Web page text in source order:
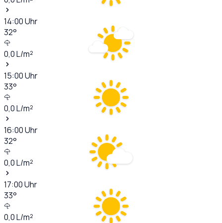
14:00Uhr
32°
0,0L/m²
15:00Uhr
33°
0,0L/m²
16:00Uhr
32°
0,0L/m²
17:00Uhr
33°
0,0L/m²